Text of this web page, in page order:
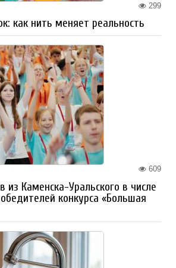
299
как нить меняет реальность
609
из Каменска-Уральского в числе
конкурса «Большая